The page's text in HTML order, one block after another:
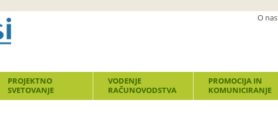
O nas
PROJEKTNO
SVETOVANJE
VODENJE
RAČUNOVODSTVA
PROMOCIJA IN
KOMUNICIRANJE